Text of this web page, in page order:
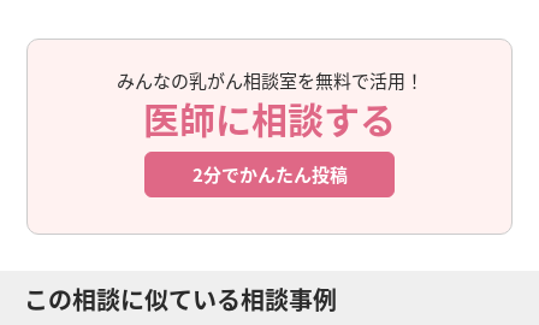
みんなの乳がん相談室を無料で活用！
医師に相談する
2分でかんたん投稿
この相談に似ている相談事例